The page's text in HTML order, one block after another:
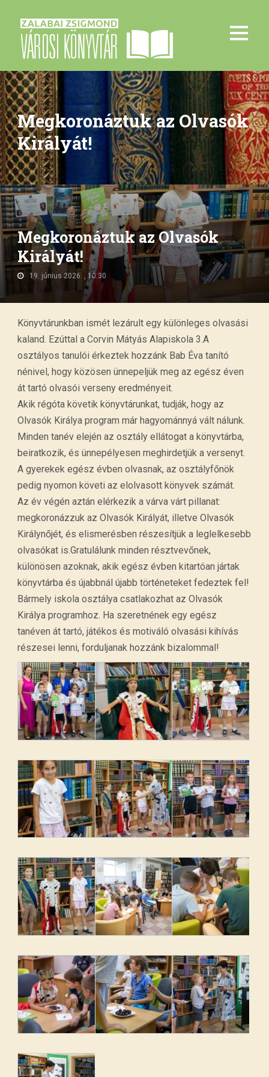
Megkoronáztuk az Olvasók
Királyát!
Megkoronáztuk az Olvasók
Királyát!
19. június 2026. , 10:30
Könyvtárunkban ismét lezárult egy különleges olvasási
kaland. Ezúttal a Corvin Mátyás Alapiskola 3.A
osztályos tanulói érkeztek hozzánk Bab Éva tanító
nénivel, hogy közösen ünnepeljük meg az egész éven
át tartó olvasói verseny eredményeit.
Akik régóta követik könyvtárunkat, tudják, hogy az
Olvasók Királya program már hagyománnyá vált nálunk.
Minden tanév elején az osztály ellátogat a könyvtárba,
beiratkozik, és ünnepélyesen meghirdetjük a versenyt.
A gyerekek egész évben olvasnak, az osztályfőnök
pedig nyomon követi az elolvasott könyvek számát.
Az év végén aztán elérkezik a várva várt pillanat:
megkoronázzuk az Olvasók Királyát, illetve Olvasók
Királynőjét, és elismerésben részesítjük a leglelkesebb
olvasókat is.Gratulálunk minden résztvevőnek,
különösen azoknak, akik egész évben kitartóan jártak
könyvtárba és újabbnál újabb történeteket fedeztek fel!
Bármely iskola osztálya csatlakozhat az Olvasók
Királya programhoz. Ha szeretnének egy egész
tanéven át tartó, játékos és motiváló olvasási kihívás
részesei lenni, forduljanak hozzánk bizalommal!